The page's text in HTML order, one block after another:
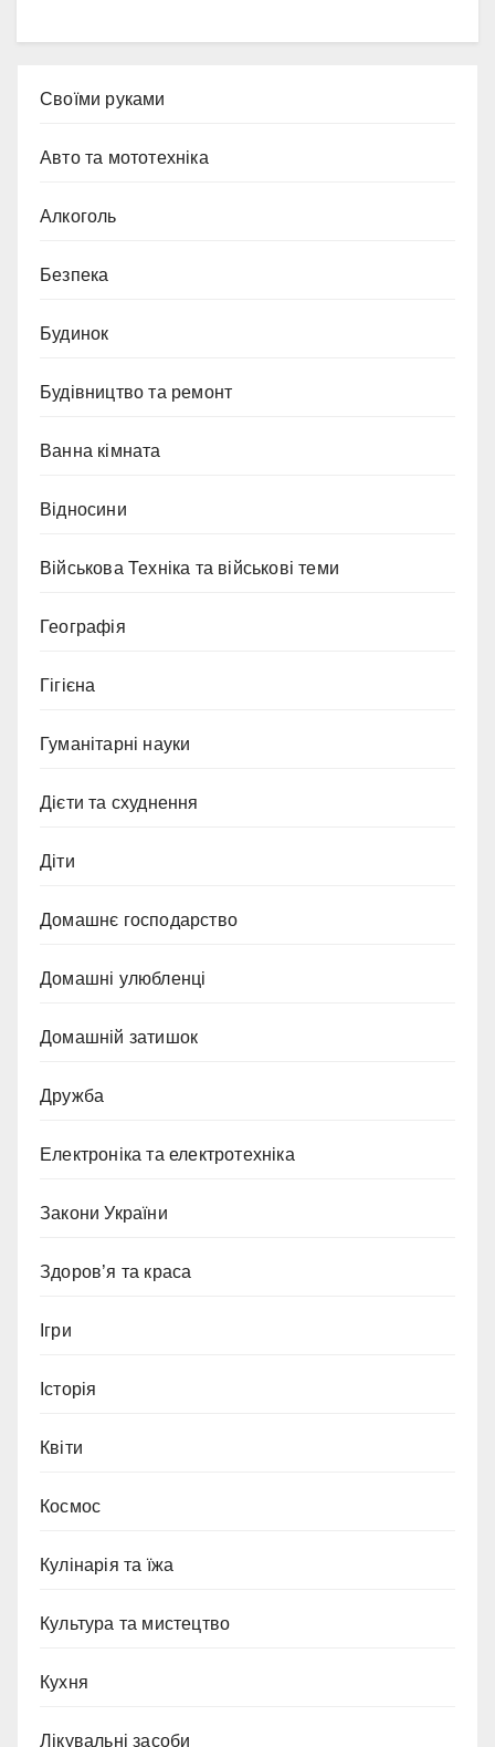
Cвоїми руками
Авто та мототехніка
Алкоголь
Безпека
Будинок
Будівництво та ремонт
Ванна кімната
Відносини
Військова Техніка та військові теми
Географія
Гігієна
Гуманітарні науки
Дієти та схуднення
Діти
Домашнє господарство
Домашні улюбленці
Домашній затишок
Дружба
Електроніка та електротехніка
Закони України
Здоров’я та краса
Ігри
Історія
Квіти
Космос
Кулінарія та їжа
Культура та мистецтво
Кухня
Лікувальні засоби